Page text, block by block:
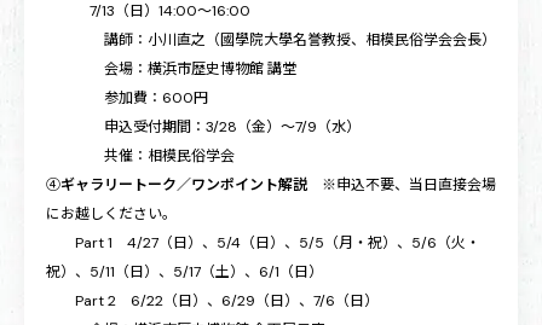
7/13（日）14:00～16:00
講師：小川直之（國學院大學名誉教授、相模民俗学会会長）
会場：横浜市歴史博物館 講堂
参加費：600円
申込受付期間：3/28（金）～7/9（水）
共催：相模民俗学会
④ギャラリートーク／ワンポイント解説※申込不要、当日直接会場
にお越しください。
Part 1 4/27（日）、5/4（日）、5/5（月・祝）、5/6（火・
祝）、5/11（日）、5/17（土）、6/1（日）
Part 2 6/22（日）、6/29（日）、7/6（日）